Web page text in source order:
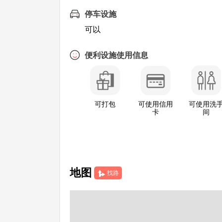
停车设施
可以
便利设施使用信息
可打包
可使用信用
卡
可使用洗
间
地图 找路